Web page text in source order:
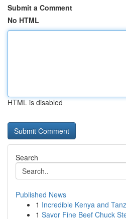
Submit a Comment
No HTML
HTML is disabled
Search
Published News
1 Incredible Kenya and
1 Savor Fine Beef Chuck